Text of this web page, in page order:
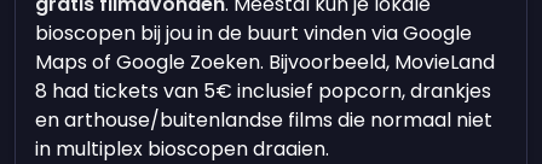
bioscopen bij jou in de buurt vinden via Google
Maps of Google Zoeken. Bijvoorbeeld, MovieLand
8 had tickets van 5€ inclusief popcorn, drankjes
en arthouse/buitenlandse films die normaal niet
in multiplex bioscopen draaien.